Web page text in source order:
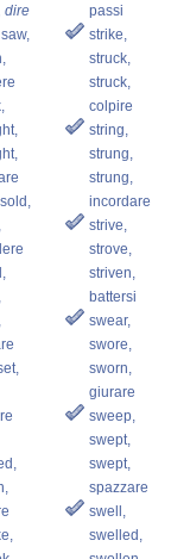
dire
passi
strike,
struck,
struck,
colpire
string,
strung,
strung,
incordare
strive,
strove,
striven,
battersi
swear,
swore,
sworn,
giurare
sweep,
swept,
swept,
spazzare
swell,
swelled,